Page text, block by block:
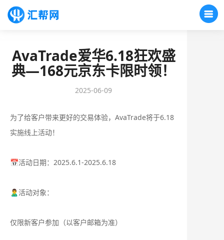
AvaTrade爱华6.18狂欢盛
典—168元京东卡限时领！
2025-06-09
为了给客户带来更好的交易体验，AvaTrade将于6.18
实施线上活动！
📅活动日期：2025.6.1-2025.6.18
🙎‍♂️活动对象：
仅限新客户参加（以客户邮箱为准）